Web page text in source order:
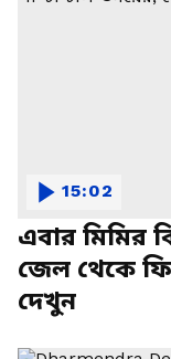
এবার মিমির
জেল থেকে
দেখুন
15:02